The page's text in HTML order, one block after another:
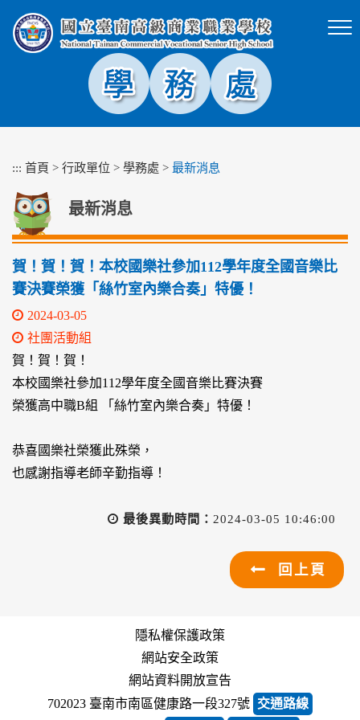
塊
::: 首頁 > 行政單位 > 學務處 > 最新消息
最新消息
賀！賀！賀！本校國樂社參加112學年度全國音樂比
賽決賽榮獲「絲竹室內樂合奏」特優！
2024-03-05
社團活動組
賀！賀！賀！
本校國樂社參加112學年度全國音樂比賽決賽
榮獲高中職B組 「絲竹室內樂合奏」特優！
恭喜國樂社榮獲此殊榮，
也感謝指導老師辛勤指導！
最後異動時間： 2024-03-05 10:46:00
回上頁
隱私權保護政策
網站安全政策
網站資料開放宣告
702023 臺南市南區健康路一段327號 交通路線